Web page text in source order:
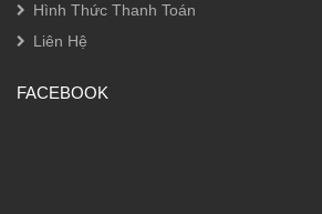
Hình Thức Thanh Toán
Liên Hệ
FACEBOOK